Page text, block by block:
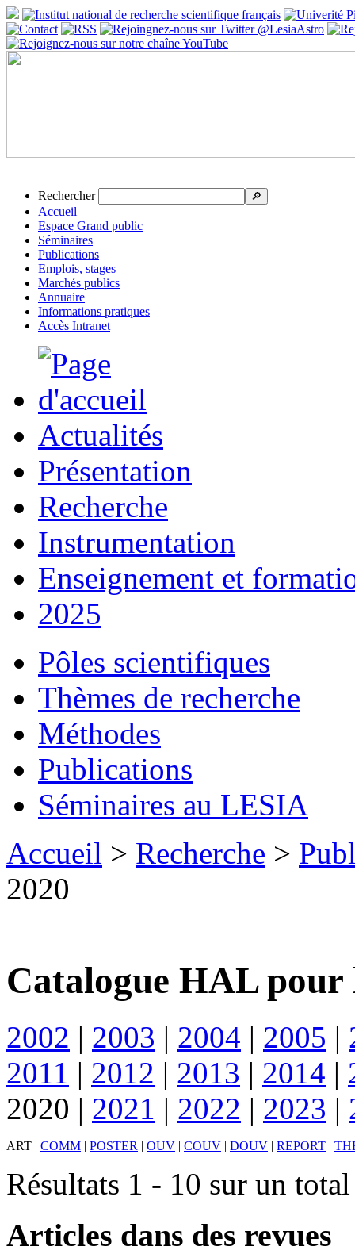
Rechercher 🔎
Accueil
Espace Grand public
Séminaires
Publications
Emplois, stages
Marchés publics
Annuaire
Informations pratiques
Accès Intranet
Actualités
Présentation
Recherche
Instrumentation
Enseignement et
2025
Pôles scientifiques
Thèmes de recherche
Méthodes
Publications
Séminaires au LESIA
Accueil > Recherche >
2020
Catalogue HAL pour
2002 | 2003 | 2004 | 2005 |
2011 | 2012 | 2013 | 2014 |
2020 | 2021 | 2022 | 2023 |
ART | COMM | POSTER | OUV | COUV | DOUV | REPORT |
Résultats 1 - 10 sur un
Articles dans des revues